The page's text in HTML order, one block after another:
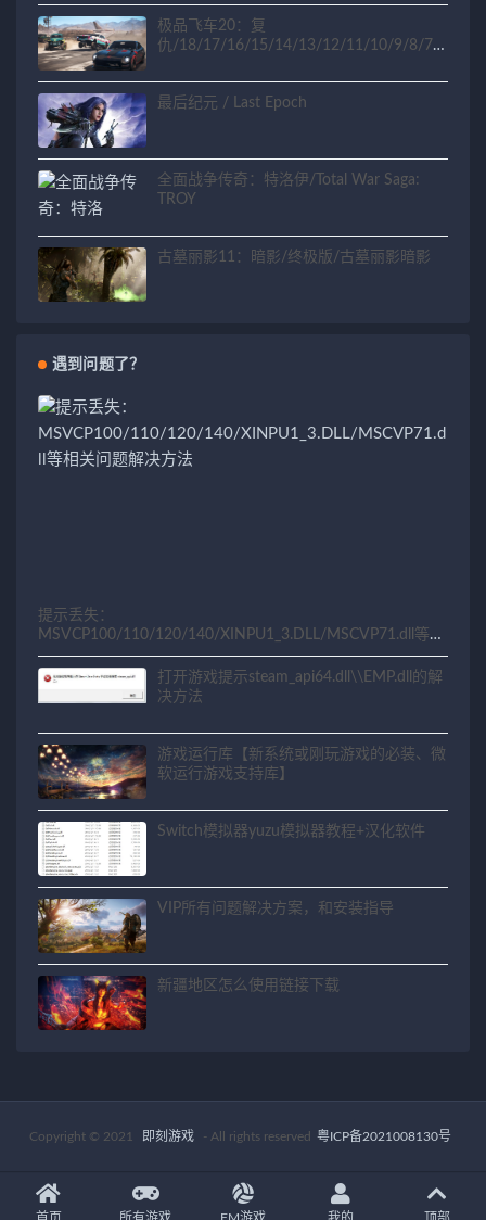
极品飞车20：复
仇/18/17/16/15/14/13/12/11/10/9/8/7/6
最后纪元 / Last Epoch
全面战争传奇：特洛伊/Total War Saga:
TROY
古墓丽影11：暗影/终极版/古墓丽影暗影
遇到问题了？
提示丢失：
MSVCP100/110/120/140/XINPU1_3.DLL/MSCVP71.dll等相
关问题解决方法
打开游戏提示steam_api64.dll\\EMP.dll的解
决方法
游戏运行库【新系统或刚玩游戏的必装、微
软运行游戏支持库】
Switch模拟器yuzu模拟器教程+汉化软件
VIP所有问题解决方案，和安装指导
新疆地区怎么使用链接下载
Copyright © 2021 即刻游戏 - All rights reserved 粤ICP备2021008130号